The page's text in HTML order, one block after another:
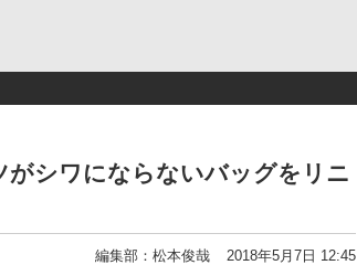
シワにならないバッグをリニ
編集部：松本俊哉 2018年5月7日 12:45